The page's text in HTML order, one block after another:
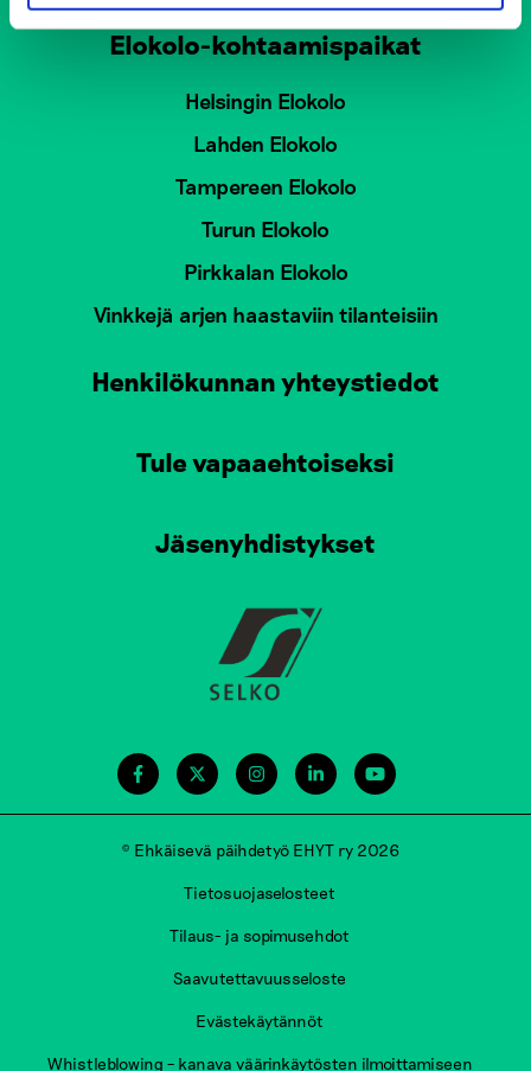
Elokolo-kohtaamispaikat
Helsingin Elokolo
Lahden Elokolo
Tampereen Elokolo
Turun Elokolo
Pirkkalan Elokolo
Vinkkejä arjen haastaviin tilanteisiin
Henkilökunnan yhteystiedot
Tule vapaaehtoiseksi
Jäsenyhdistykset
© Ehkäisevä päihdetyö EHYT ry 2026
Tietosuojaselosteet
Tilaus- ja sopimusehdot
Saavutettavuusseloste
Evästekäytännöt
Whistleblowing – kanava väärinkäytösten ilmoittamiseen